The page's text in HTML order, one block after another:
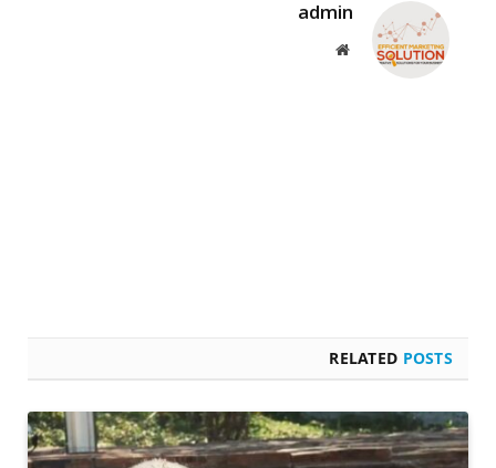
admin
Website
RELATED POSTS